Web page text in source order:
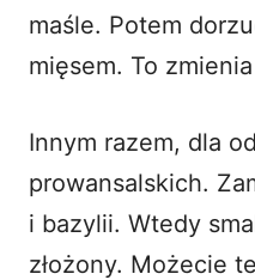
maśle. Potem
mięsem. To
Innym razem, dla
prowansalskich.
i bazylii. Wtedy
złożony. Możecie